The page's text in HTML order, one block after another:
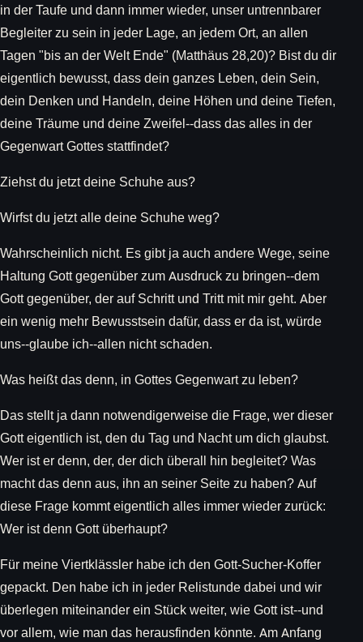
in der Taufe und dann immer wieder, unser untrennbarer
Begleiter zu sein in jeder Lage, an jedem Ort, an allen
Tagen "bis an der Welt Ende" (Matthäus 28,20)? Bist du dir
eigentlich bewusst, dass dein ganzes Leben, dein Sein,
dein Denken und Handeln, deine Höhen und deine Tiefen,
deine Träume und deine Zweifel--dass das alles in der
Gegenwart Gottes stattfindet?
Ziehst du jetzt deine Schuhe aus?
Wirfst du jetzt alle deine Schuhe weg?
Wahrscheinlich nicht. Es gibt ja auch andere Wege, seine
Haltung Gott gegenüber zum Ausdruck zu bringen--dem
Gott gegenüber, der auf Schritt und Tritt mit mir geht. Aber
ein wenig mehr Bewusstsein dafür, dass er da ist, würde
uns--glaube ich--allen nicht schaden.
Was heißt das denn, in Gottes Gegenwart zu leben?
Das stellt ja dann notwendigerweise die Frage, wer dieser
Gott eigentlich ist, den du Tag und Nacht um dich glaubst.
Wer ist er denn, der, der dich überall hin begleitet? Was
macht das denn aus, ihn an seiner Seite zu haben? Auf
diese Frage kommt eigentlich alles immer wieder zurück:
Wer ist denn Gott überhaupt?
Für meine Viertklässler habe ich den Gott-Sucher-Koffer
gepackt. Den habe ich in jeder Relistunde dabei und wir
überlegen miteinander ein Stück weiter, wie Gott ist--und
vor allem, wie man das herausfinden könnte. Am Anfang